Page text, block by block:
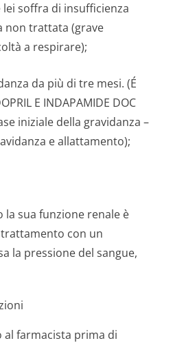
lei soffra di insufficienza
non trattata (grave
a respirare);
da più di tre mesi. (É
E INDAPAMIDE DOC
iniziale della gravidanza –
e allattamento);
la sua funzione renale è
con un
la pressione del sangue,
al farmacista prima di